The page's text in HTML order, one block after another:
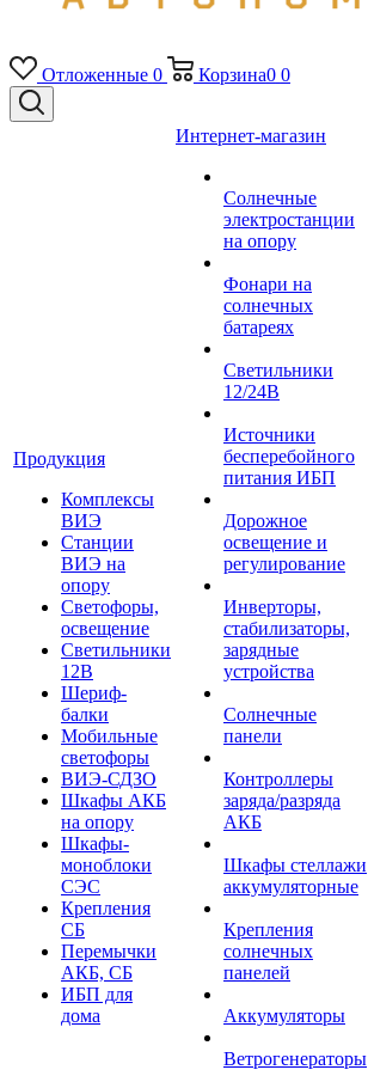
Отложенные 0 Корзина0 0
Продукция
Комплексы
ВИЭ
Станции
ВИЭ на
опору
Светофоры,
освещение
Светильники
12В
Шериф-
балки
Мобильные
светофоры
ВИЭ-СДЗО
Шкафы АКБ
на опору
Шкафы-
моноблоки
СЭС
Крепления
СБ
Перемычки
АКБ, СБ
ИБП для
дома
Интернет-магазин
Солнечные
электростанции
на опору
Фонари на
солнечных
батареях
Светильники
12/24В
Источники
бесперебойного
питания ИБП
Дорожное
освещение и
регулирование
Инверторы,
стабилизаторы,
зарядные
устройства
Солнечные
панели
Контроллеры
заряда/разряда
АКБ
Шкафы стеллажи
аккумуляторные
Крепления
солнечных
панелей
Аккумуляторы
Ветрогенераторы